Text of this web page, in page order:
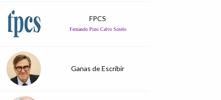
FPCS
Fernando Pino Calvo Sotelo
Ganas de Escribir